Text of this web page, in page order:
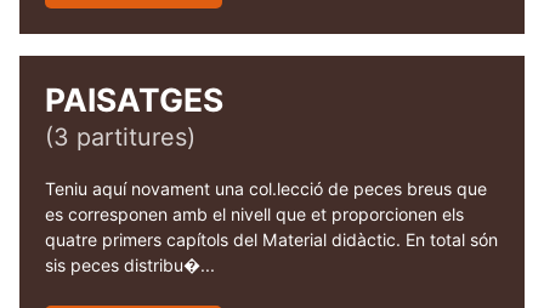
PAISATGES
(3 partitures)
Teniu aquí novament una col.lecció de peces breus que
es corresponen amb el nivell que et proporcionen els
quatre primers capítols del Material didàctic. En total són
sis peces distribu�...